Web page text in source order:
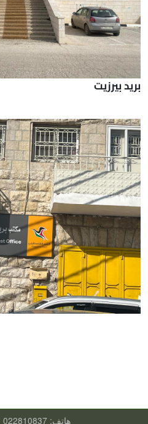
بريد بيرزيت
هاتف: 022810837 - 022810536